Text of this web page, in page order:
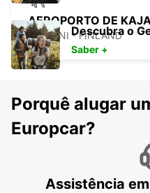
AEROPORTO DE
KAJAANI - FINLAND
OULU CENTRO DA
OULU - FINLAND
Descubra o
Saber +
Porquê alugar
Europcar?
Assistência